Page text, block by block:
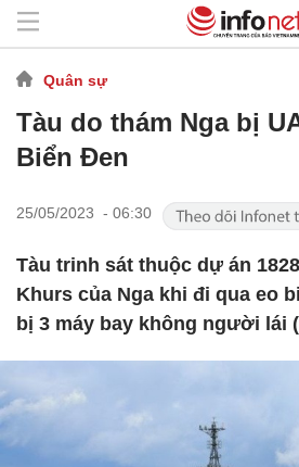
Quân sự
Tàu do thám Nga bị
Biển Đen
25/05/2023 - 06:30
Tàu trinh sát thuộc dự án
Khurs của Nga khi đi qua eo
bị 3 máy bay không người lái